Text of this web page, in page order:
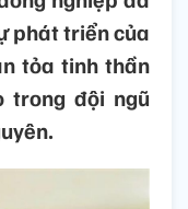
phát triển của
tỏa tinh thần
trong đội ngũ